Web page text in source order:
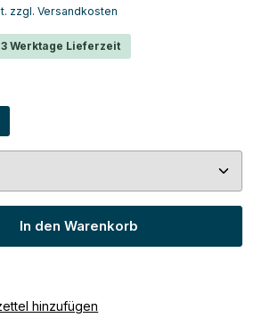
zzgl. Versandkosten
Werktage Lieferzeit
Gib den gewünschten Wert
In den Warenkorb
hinzufügen